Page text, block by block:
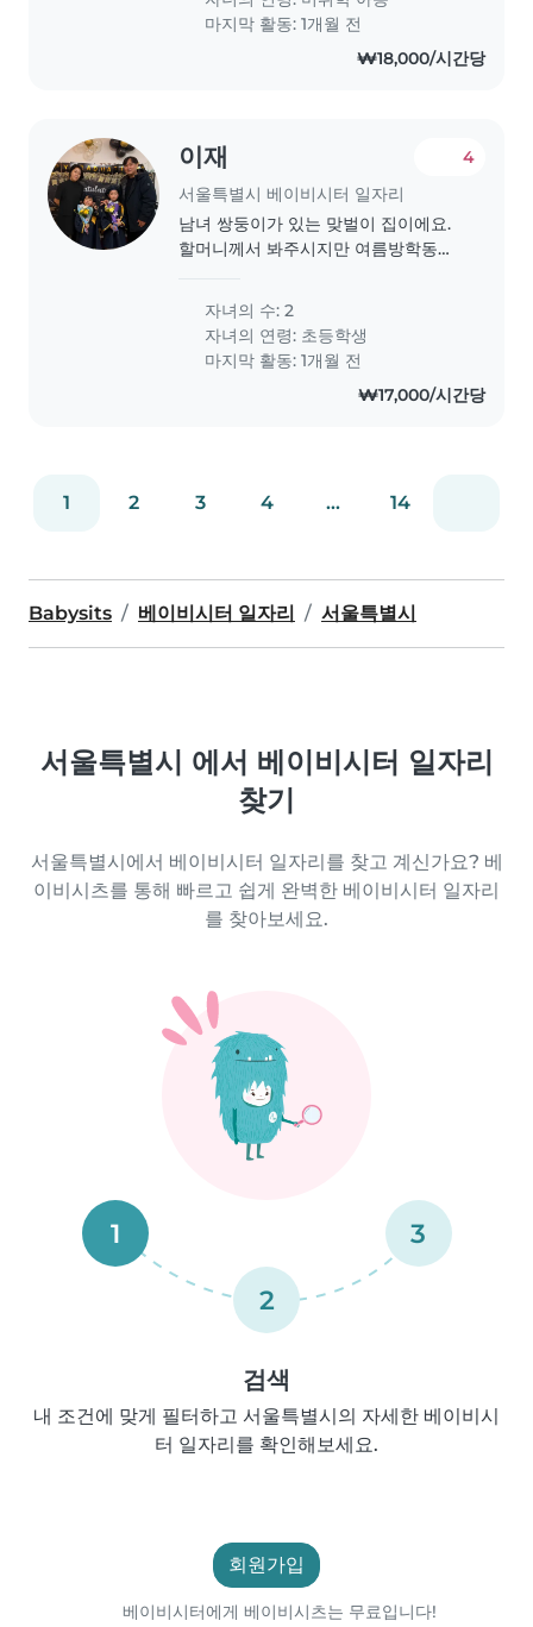
마지막 활동: 1개월 전
₩18,000/시간당
이재
서울특별시 베이비시터 일자리
4
남녀 쌍둥이가 있는 맞벌이 집이에요.
할머니께서 봐주시지만 여름방학동안
자녀의 수: 2
자녀의 연령: 초등학생
마지막 활동: 1개월 전
₩17,000/시간당
1 2 3 4 ... 14
Babysits 베이비시터 일자리 서울특별시
서울특별시 에서 베이비시터 일자리
찾기
서울특별시에서 베이비시터 일자리를 찾고 계신가요? 베
이비시츠를 통해 빠르고 쉽게 완벽한 베이비시터 일자리
를 찾아보세요.
1
2
3
검색
내 조건에 맞게 필터하고 서울특별시의 자세한 베이비시
터 일자리를 확인해보세요.
회원가입
베이비시터에게 베이비시츠는 무료입니다!